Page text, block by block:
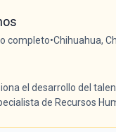
completo•Chihuahua,
el desarrollo del
de Recursos